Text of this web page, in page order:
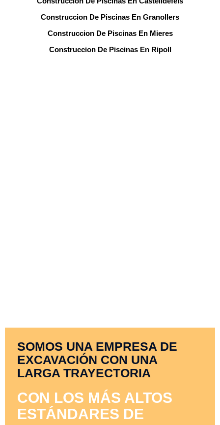
Construccion De Piscinas En Granollers
Construccion De Piscinas En Mieres
Construccion De Piscinas En Ripoll
SOMOS UNA EMPRESA DE
EXCAVACIÓN CON UNA
LARGA TRAYECTORIA
CON LOS MÁS ALTOS
ESTÁNDARES DE